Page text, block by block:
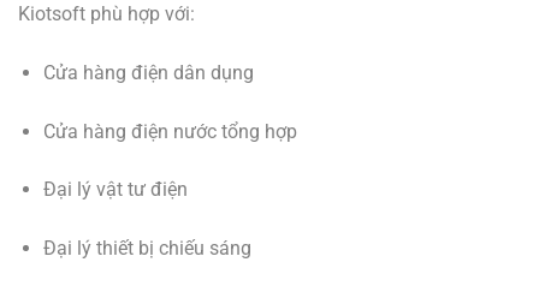
Kiotsoft phù hợp với:
Cửa hàng điện dân dụng
Cửa hàng điện nước tổng hợp
Đại lý vật tư điện
Đại lý thiết bị chiếu sáng